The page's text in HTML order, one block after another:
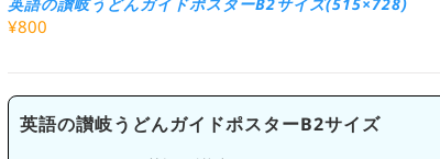
英語の讃岐うどんガイドポスターB2サイズ(515×728)
¥800
英語の讃岐うどんガイドポスターB2サイズ